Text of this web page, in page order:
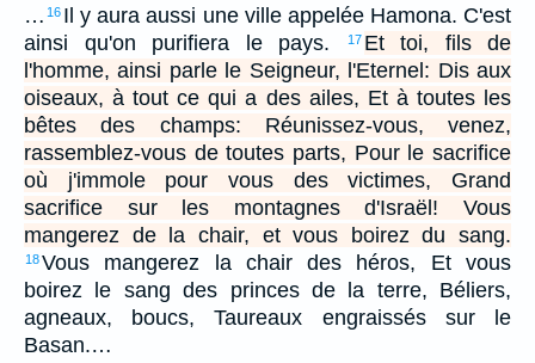
… 16 Il y aura aussi une ville appelée Hamona. C'est
ainsi qu'on purifiera le pays.
17 Et toi, fils de
l'homme, ainsi parle le Seigneur, l'Eternel: Dis aux
oiseaux, à tout ce qui a des ailes, Et à toutes les
bêtes des champs: Réunissez-vous, venez,
rassemblez-vous de toutes parts, Pour le sacrifice
où j'immole pour vous des victimes, Grand
sacrifice sur les montagnes d'Israël! Vous
mangerez de la chair, et vous boirez du sang.
18Vous mangerez la chair des héros, Et vous
boirez le sang des princes de la terre, Béliers,
agneaux, boucs, Taureaux engraissés sur le
Basan.…